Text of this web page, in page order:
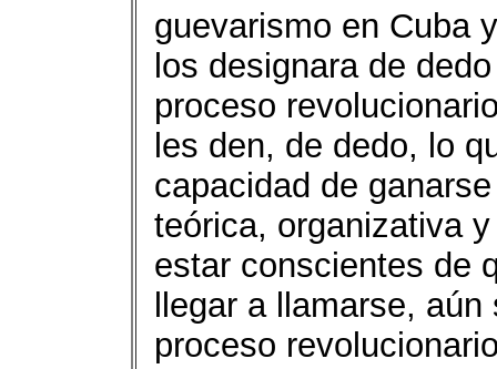
guevarismo en Cuba
los designara de
proceso
les den, de dedo, lo
capacidad de
teórica, organizativa
estar conscientes de
llegar a llamarse,
proceso